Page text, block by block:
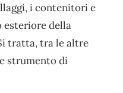
i contenitori e
esteriore della
tratta, tra le altre
strumento di